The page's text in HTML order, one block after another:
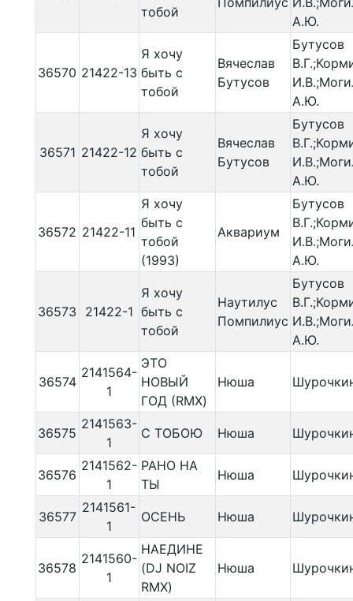
тобой
А.Ю.
36570 21422-13
Я хочу
быть с
тобой
Вячеслав
Бутусов
Бутусов
А.Ю.
36571 21422-12
Я хочу
быть с
тобой
Вячеслав
Бутусов
Бутусов
А.Ю.
36572 21422-11
Я хочу
быть с
тобой
(1993)
Аквариум
Бутусов
А.Ю.
36573 21422-1
Я хочу
быть с
тобой
Наутилус
Помпилиус
Бутусов
А.Ю.
36574
2141564-
1
ЭТО
НОВЫЙ
ГОД (RMX)
Нюша
36575
2141563-
1
С ТОБОЮ Нюша
36576
2141562-
1
РАНО НА
ТЫ
Нюша
36577
2141561-
1
ОСЕНЬ Нюша
36578
2141560-
1
НАЕДИНЕ
(DJ NOIZ
RMX)
Нюша